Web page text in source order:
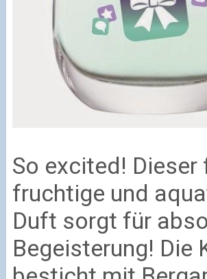
So excited! Dieser
fruchtige und
Duft sorgt für
Begeisterung! Die